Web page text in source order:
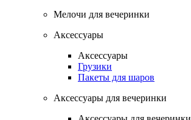
Мелочи для вечеринки
Аксессуары
Аксессуары
Грузики
Пакеты для шаров
Аксессуары для вечеринки